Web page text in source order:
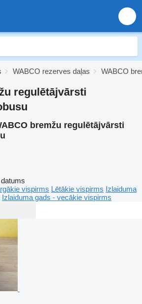
WABCO rezerves daļas WABCO
regulētājvārsti
bremžu regulētājvārsti
vispirms Lētākie vispirms Izlaiduma
Izlaiduma gads - vecākie vispirms